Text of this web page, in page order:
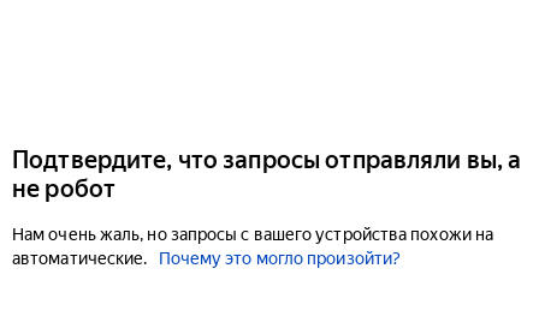
Подтвердите, что запросы отправляли вы, а
не робот
Нам очень жаль, но запросы с вашего устройства похожи на
автоматические.
Почему это могло произойти?